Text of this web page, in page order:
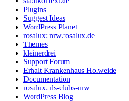
Plugins
Suggest Ideas
WordPress Planet
rosalux: nrw.rosalux.de
Themes
kleinerdrei
Support Forum
Erhalt Krankenhaus Holweide
Documentation
rosalux: rls-clubs-nrw
WordPress Blog